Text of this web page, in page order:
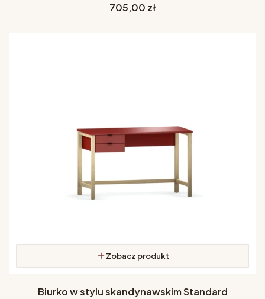
Cena
705,00 zł
Zobacz produkt
Biurko w stylu skandynawskim Standard